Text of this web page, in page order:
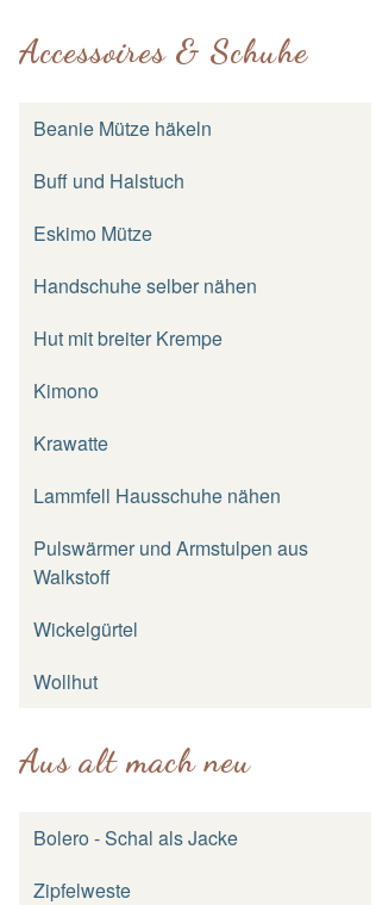
Accessoires & Schuhe
Beanie Mütze häkeln
Buff und Halstuch
Eskimo Mütze
Handschuhe selber nähen
Hut mit breiter Krempe
Kimono
Krawatte
Lammfell Hausschuhe nähen
Pulswärmer und Armstulpen aus
Walkstoff
Wickelgürtel
Wollhut
Aus alt mach neu
Bolero - Schal als Jacke
Zipfelweste